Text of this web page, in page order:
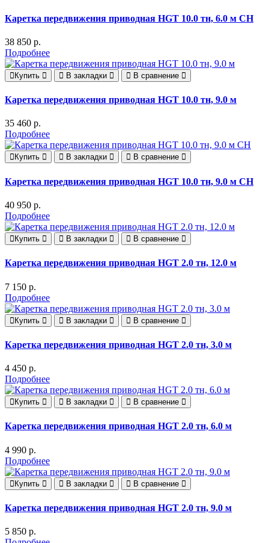
Каретка передвижения приводная HGT 10.0 тн, 6.0 м СН
38 850 р.
Подробнее
Купить В закладки В сравнение
Каретка передвижения приводная HGT 10.0 тн, 9.0 м
35 460 р.
Подробнее
Купить В закладки В сравнение
Каретка передвижения приводная HGT 10.0 тн, 9.0 м СН
40 950 р.
Подробнее
Купить В закладки В сравнение
Каретка передвижения приводная HGT 2.0 тн, 12.0 м
7 150 р.
Подробнее
Купить В закладки В сравнение
Каретка передвижения приводная HGT 2.0 тн, 3.0 м
4 450 р.
Подробнее
Купить В закладки В сравнение
Каретка передвижения приводная HGT 2.0 тн, 6.0 м
4 990 р.
Подробнее
Купить В закладки В сравнение
Каретка передвижения приводная HGT 2.0 тн, 9.0 м
5 850 р.